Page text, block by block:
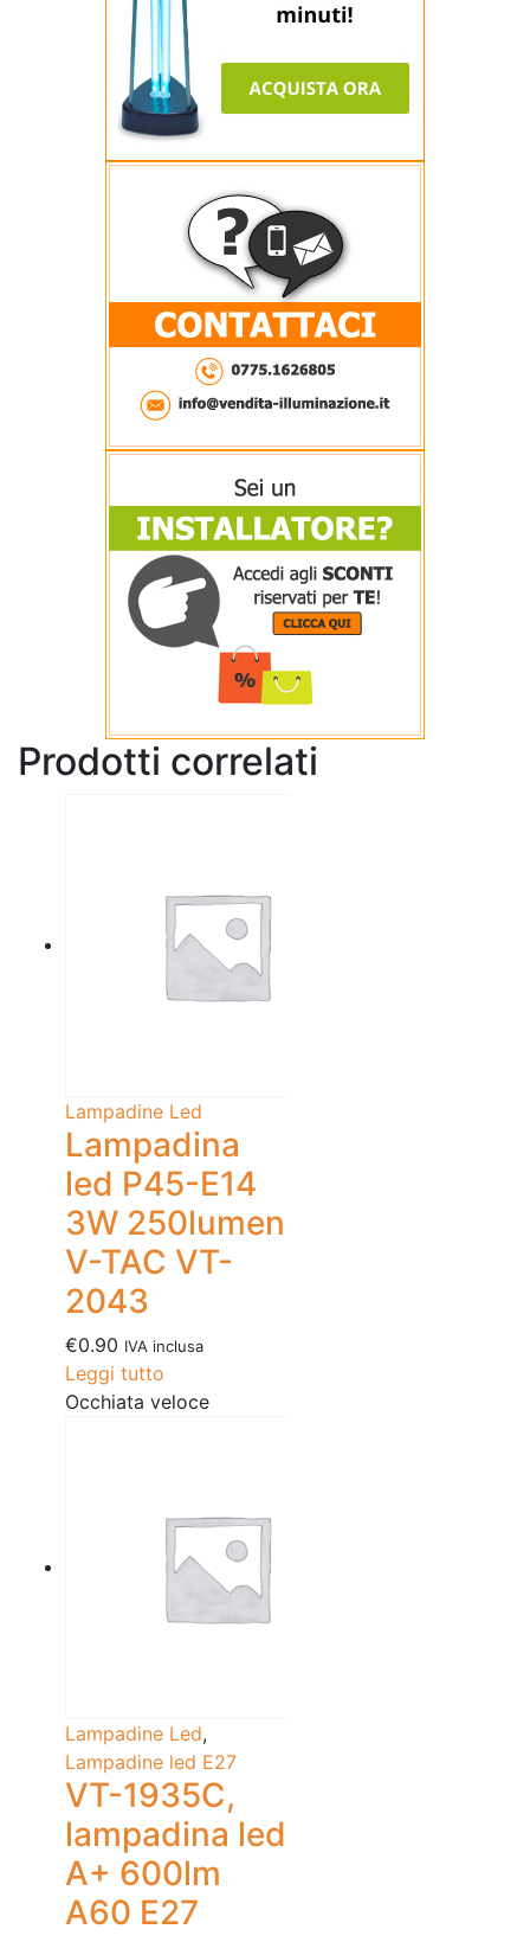
Prodotti correlati
Lampadine Led
Lampadina
led P45-E14
3W 250lumen
V-TAC VT-
2043
€0.90 IVA inclusa
Leggi tutto
Occhiata veloce
Lampadine Led,
Lampadine led E27
VT-1935C,
lampadina led
A+ 600lm
A60 E27